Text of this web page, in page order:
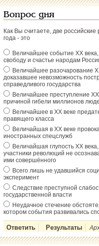
Вопрос дня
Как Вы считаете, две
года - это
Величайшее событие ХХ
свободу и счастье народам
Величайшее разочарование
доказавшее невозможность
справедливого государства
Величайшее преступление
причиной гибели миллионов
Величайшее в ХХ веке
правящего класса
Величайшая в ХХ веке
иностранных спецслужб
Величайшая глупость ХХ века,
участники революций не
ими совершённого
Всего лишь не удавшийся
эксперимент
Следствие преступной
государственной власти
Неудачное стечение
котором события развивались